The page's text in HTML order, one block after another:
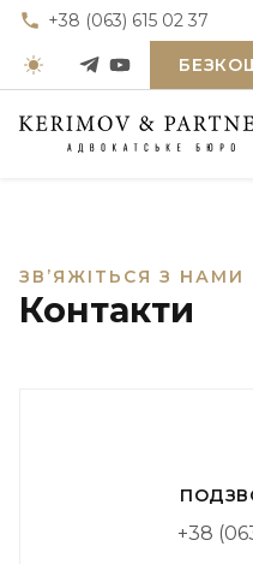
+38 (063) 615 02 37
ЗВʼЯЖІТЬСЯ З НАМИ
Контакти
+38